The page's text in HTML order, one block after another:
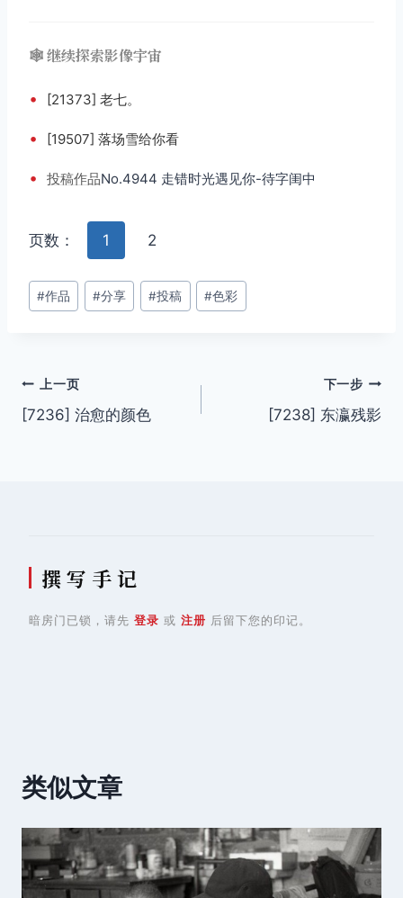
🕸️ 继续探索影像宇宙
• [21373] 老七。
• [19507] 落场雪给你看
• 投稿作品No.4944 走错时光遇见你-待字闺中
页数： 1 2
文
章
#作品 #分享 #投稿 #色彩
文
章
上一页
[7236] 治愈的颜色
下一步
[7238] 东瀛残影
撰 写 手 记
暗房门已锁，请先 登录 或 注册 后留下您的印记。
类似文章